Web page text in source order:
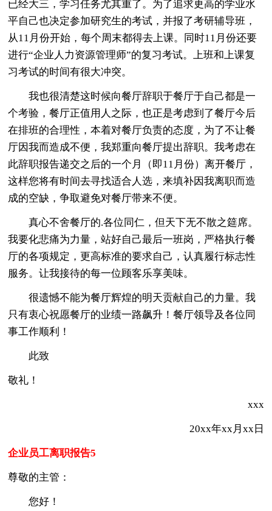
已经大三，学习任务尤其重了。为了追求更高的学业水
平自己也决定参加研究生的考试，并报了考研辅导班，
从11月份开始，每个周末都得去上课。同时11月份还要
进行“企业人力资源管理师”的复习考试。上班和上课复
习考试的时间有很大冲突。
我也很清楚这时候向餐厅辞职于餐厅于自己都是一
个考验，餐厅正值用人之际，也正是考虑到了餐厅今后
在排班的合理性，本着对餐厅负责的态度，为了不让餐
厅因我而造成不便，我郑重向餐厅提出辞职。我考虑在
此辞职报告递交之后的一个月（即11月份）离开餐厅，
这样您将有时间去寻找适合人选，来填补因我离职而造
成的空缺，争取避免对餐厅带来不便。
真心不舍餐厅的.各位同仁，但天下无不散之筵席。
我要化悲痛为力量，站好自己最后一班岗，严格执行餐
厅的各项规定，更高标准的要求自己，认真履行标志性
服务。让我接待的每一位顾客乐享美味。
很遗憾不能为餐厅辉煌的明天贡献自己的力量。我
只有衷心祝愿餐厅的业绩一路飙升！餐厅领导及各位同
事工作顺利！
此致
敬礼！
xxx
20xx年xx月xx日
企业员工离职报告5
尊敬的主管：
您好！